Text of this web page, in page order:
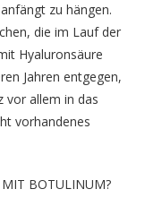
zu hängen.
die im Lauf der
Hyaluronsäure
Jahren entgegen,
vor allem in das
vorhandenes
BOTULINUM?